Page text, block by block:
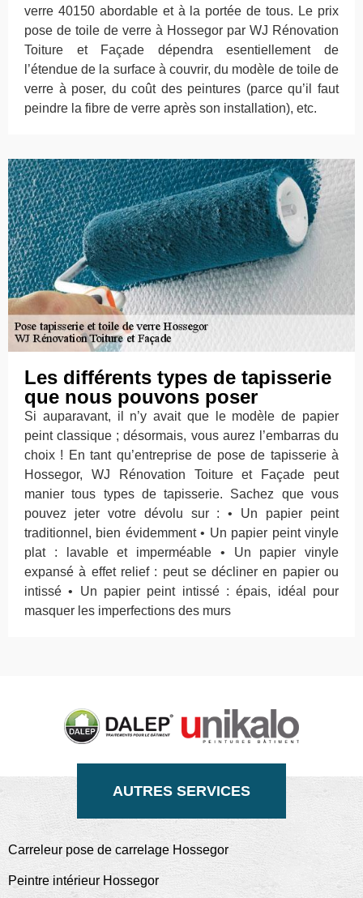
verre 40150 abordable et à la portée de tous. Le prix
pose de toile de verre à Hossegor par WJ Rénovation
Toiture et Façade dépendra esentiellement de
l’étendue de la surface à couvrir, du modèle de toile de
verre à poser, du coût des peintures (parce qu’il faut
peindre la fibre de verre après son installation), etc.
Les différents types de tapisserie
que nous pouvons poser
Si auparavant, il n’y avait que le modèle de papier
peint classique ; désormais, vous aurez l’embarras du
choix ! En tant qu’entreprise de pose de tapisserie à
Hossegor, WJ Rénovation Toiture et Façade peut
manier tous types de tapisserie. Sachez que vous
pouvez jeter votre dévolu sur : • Un papier peint
traditionnel, bien évidemment • Un papier peint vinyle
plat : lavable et imperméable • Un papier vinyle
expansé à effet relief : peut se décliner en papier ou
intissé • Un papier peint intissé : épais, idéal pour
masquer les imperfections des murs
AUTRES SERVICES
Carreleur pose de carrelage Hossegor
Peintre intérieur Hossegor